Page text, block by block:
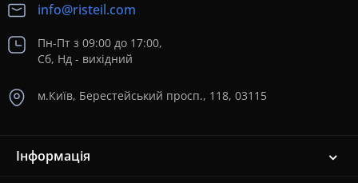
info@risteil.com
Пн-Пт з 09:00 до 17:00,
Сб, Нд - вихідний
м.Київ, Берестейський просп., 118, 03115
Інформація